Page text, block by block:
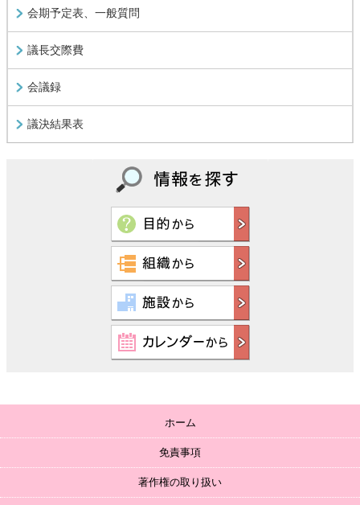
会期予定表、一般質問
議長交際費
会議録
議決結果表
ホーム
免責事項
著作権の取り扱い